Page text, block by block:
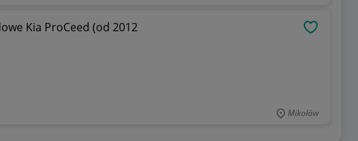
Kia ProCeed (od 2012
Mikołów